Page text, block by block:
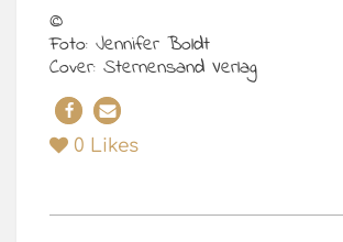
©
Foto: Jennifer Boldt
Cover: Sternensand Verlag
0 Likes